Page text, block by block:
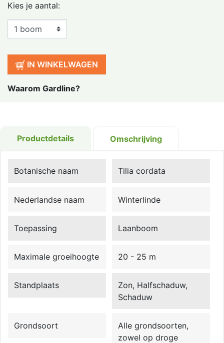
Kies je aantal:
IN WINKELWAGEN
Waarom Gardline?
Productdetails Omschrijving
Botanische naam Tilia cordata
Nederlandse naam Winterlinde
Toepassing Laanboom
Maximale groeihoogte 20 - 25 m
Standplaats
Zon, Halfschaduw,
Schaduw
Grondsoort
Alle grondsoorten,
zowel op droge